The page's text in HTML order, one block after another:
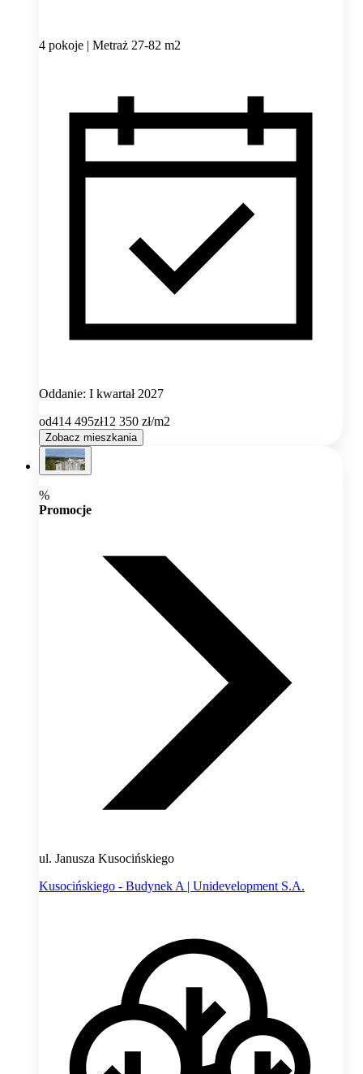
4 pokoje | Metraż 27-82 m2
Oddanie: I kwartał 2027
od414 495zł12 350 zł/m2
Zobacz mieszkania
%
Promocje
ul. Janusza Kusocińskiego
Kusocińskiego - Budynek A | Unidevelopment S.A.